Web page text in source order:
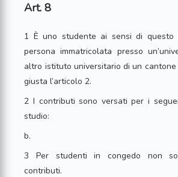
Art. 8
1 È uno studente ai sensi di questo
persona immatricolata presso
altro istituto universitario di un
giusta l’articolo 2.
2 I contributi sono versati per i
studio:
b.
3 Per studenti in congedo non
contributi.